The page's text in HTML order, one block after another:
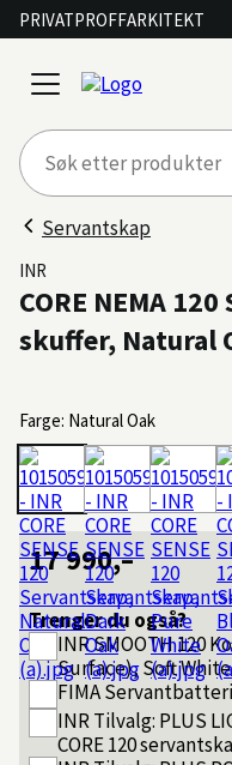
PRIVATPROFFARKITEKT
open
menu
Servantskap
INR
CORE NEMA
skuffer, Natural
Farge: Natural Oak
17 990,–
Trenger du også?
INRSMOOTH 120
Surface), Soft White
FIMA
INRTilvalg: PLUS
CORE 120